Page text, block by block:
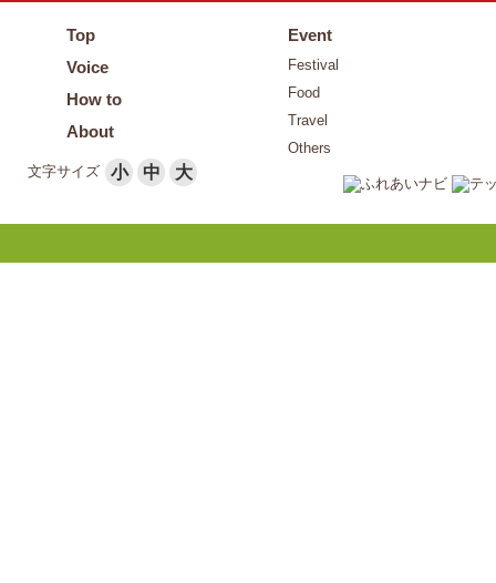
Top
Voice
How to
About
Event
Festival
Food
Travel
Others
文字サイズ
小 中 大